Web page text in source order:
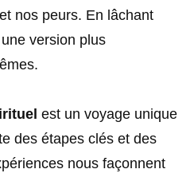
nos peurs. En lâchant
version plus
est un voyage unique
des étapes clés et des
nous façonnent